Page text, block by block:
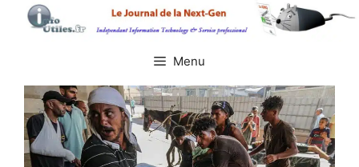
Aller
Menu